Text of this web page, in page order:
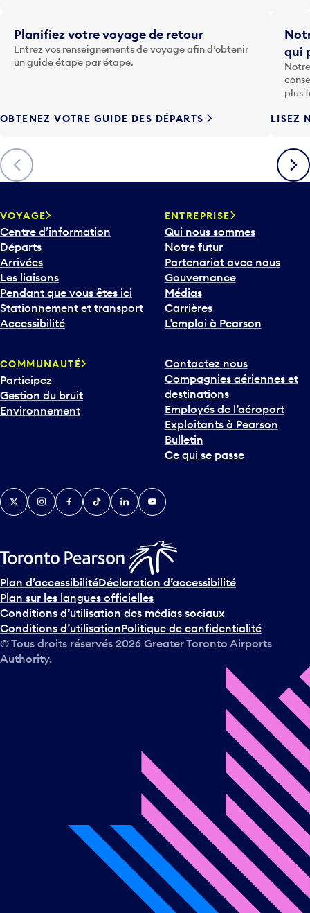
t
o
u
F
è
c
h
v
e
r
s
l
e
b
a
o
u
r
i
v
e
n
s
u
r
l
e
c
a
Précédent
Planifiez votre voyage de retour
Entrez vos renseignements de voyage afin d’obtenir
un guide étape par étape.
OBTENEZ VOTRE GUIDE DES DÉPARTS
qui
plus
LISEZ
VOYAGE
Centre d’information
Départs
Arrivées
Les liaisons
Pendant que vous êtes ici
Stationnement et transport
Accessibilité
ENTREPRISE
Qui nous sommes
Notre futur
Partenariat avec nous
Gouvernance
Médias
Carrières
L’emploi à Pearson
COMMUNAUTÉ
Participez
Gestion du bruit
Environnement
Contactez nous
Compagnies aériennes et
destinations
Employés de l’aéroport
Exploitants à Pearson
Bulletin
Ce qui se passe
TwitterInstagramFacebook
TikTokLinkedInYouTube
Plan d’accessibilitéDéclaration d’accessibilité
Plan sur les langues officielles
Conditions d’utilisation des médias sociaux
Conditions d’utilisationPolitique de confidentialité
© Tous droits réservés 2026 Greater Toronto Airports
Authority.